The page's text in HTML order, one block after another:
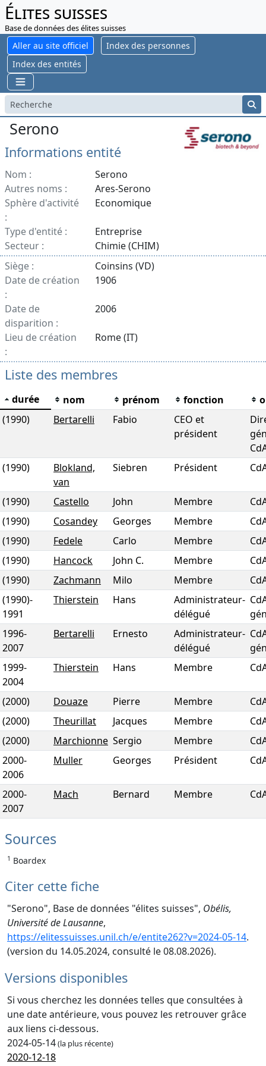
Élites suisses
Base de données des élites suisses
Aller au site officiel
Index des personnes
Index des entités
Serono
Informations entité
Nom :
Serono
Autres noms :
Ares-Serono
Sphère d'activité
:
Economique
Type d'entité :
Entreprise
Secteur :
Chimie (CHIM)
Siège :
Coinsins (VD)
Date de création
:
1906
Date de
disparition :
2006
Lieu de création
:
Rome (IT)
Liste des membres
durée nom prénom fonction
(1990)
Bertarelli Fabio
CEO et
président
(1990)
Blokland,
van
Siebren Président
(1990) Castello John Membre
(1990)
Cosandey Georges Membre
(1990)
Fedele Carlo Membre
(1990)
Hancock John C. Membre
(1990)
Zachmann Milo Membre
(1990)-
1991
Thierstein Hans
Administrateur-
délégué
1996-
2007
Bertarelli Ernesto
Administrateur-
délégué
1999-
2004
Thierstein Hans Membre
(2000) Douaze Pierre Membre
(2000)
Theurillat Jacques Membre
(2000)
Marchionne Sergio Membre
2000-
2006
Muller Georges Président
2000-
2007
Mach Bernard Membre
Sources
1 Boardex
Citer cette fiche
"Serono", Base de données "élites suisses", Obélis,
Université de Lausanne,
https://elitessuisses.unil.ch/e/entite262?v=2024-05-14.
(version du 14.05.2024, consulté le 08.08.2026).
Versions disponibles
Si vous cherchez les données telles que consultées à
une date antérieure, vous pouvez les retrouver grâce
aux liens ci-dessous.
2024-05-14(la plus récente)
2020-12-18